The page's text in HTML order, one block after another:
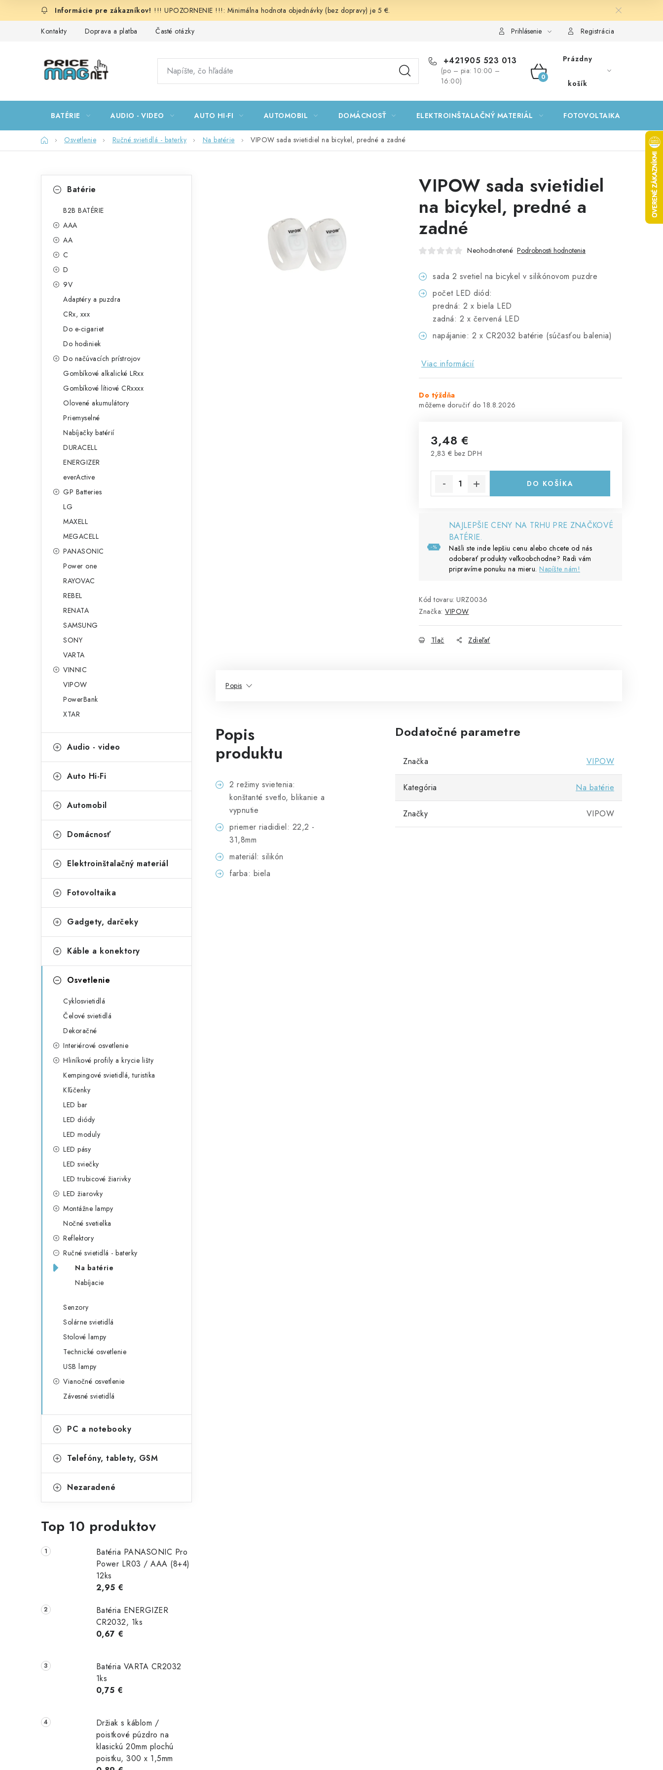
!!! UPOZORNENIE !!!: Minimálna hodnota objednávky (bez dopravy) je 5 €.
Kontakty Doprava a platba Časté otázky Prihlásenie Registrácia
+421905 523 013
(po – pia: 10:00 –
16:00)
NÁKUPNÝ
Prázdny
košík
BATÉRIE AUDIO - VIDEO AUTO HI-FI AUTOMOBIL DOMÁCNOSŤ ELEKTROINŠTALAČNÝ MATERIÁL FOTOVOLTAIKA
DomovOsvetlenie Ručné svietidlá - baterky Na batérie VIPOW sada svietidiel na bicykel, predné a zadné
kategórieBatérie
B2B BATÉRIE
AAA
AA
C
D
9V
Adaptéry a puzdra
CRx, xxx
Do e-cigariet
Do hodiniek
Do načúvacích prístrojov
Gombíkové alkalické LRxx
Gombíkové lítiové CRxxxx
Olovené akumulátory
Priemyselné
Nabíjačky batérií
DURACELL
ENERGIZER
everActive
GP Batteries
LG
MAXELL
MEGACELL
PANASONIC
Power one
RAYOVAC
REBEL
RENATA
SAMSUNG
SONY
VARTA
VINNIC
VIPOW
PowerBank
XTAR
Audio - video
Auto Hi-Fi
Automobil
Domácnosť
Elektroinštalačný materiál
Fotovoltaika
Gadgety, darčeky
Káble a konektory
Osvetlenie
Cyklosvietidlá
Čelové svietidlá
Dekoračné
Interiérové osvetlenie
Hliníkové profily a krycie lišty
Kempingové svietidlá, turistika
Kľúčenky
LED bar
LED diódy
LED moduly
LED pásy
LED sviečky
LED trubicové žiarivky
LED žiarovky
Montážne lampy
Nočné svetielka
Reflektory
Ručné svietidlá - baterky
Na batérie
Nabíjacie
Senzory
Solárne svietidlá
Stolové lampy
Technické osvetlenie
USB lampy
Vianočné osvetlenie
Závesné svietidlá
PC a notebooky
Telefóny, tablety, GSM
Nezaradené
Top 10 produktov
Batéria PANASONIC Pro
Power LR03 / AAA (8+4)
12ks
2,95 €
Batéria ENERGIZER
CR2032, 1ks
0,67 €
Batéria VARTA CR2032
1ks
0,75 €
Držiak s káblom /
poistkové púzdro na
klasickú 20mm plochú
poistku, 300 x 1,5mm
VIPOW sada svietidiel
na bicykel, predné a
zadné
Neohodnotené Podrobnosti hodnotenia
sada 2 svetiel na bicykel v silikónovom puzdre
počet LED diód:
predná: 2 x biela LED
zadná: 2 x červená LED
napájanie: 2 x CR2032 batérie (súčasťou balenia)
Viac informácií
Do týždňa
18.8.2026
3,48 €
2,83 € bez DPH
DO KOŠÍKA
NAJLEPŠIE CENY NA TRHU PRE ZNAČKOVÉ
BATÉRIE.
Našli ste inde lepšiu cenu alebo chcete od nás
odoberať produkty veľkoobchodne? Radi vám
pripravíme ponuku na mieru. Napíšte nám!
Kód tovaru: URZ0036
Značka: VIPOW
Tlač Zdieľať
Popis
Popis
produktu
2 režimy svietenia:
konštanté svetlo, blikanie a
vypnutie
priemer riadidiel: 22,2 -
31,8mm
materiál: silikón
farba: biela
Dodatočné parametre
Značka VIPOW
Kategória Na batérie
Značky VIPOW